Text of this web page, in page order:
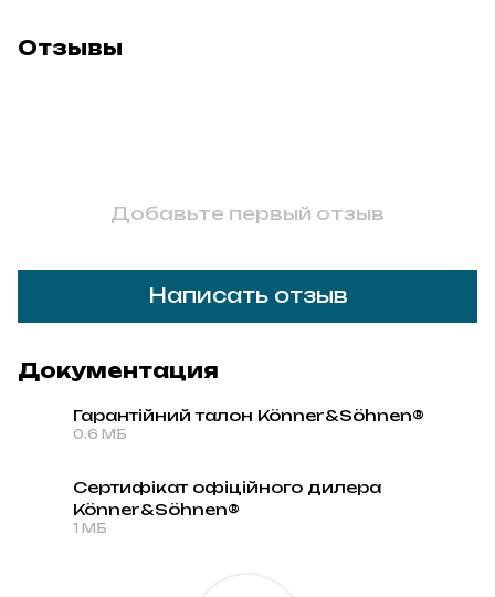
Отзывы
Добавьте первый отзыв
Написать отзыв
Документация
Гарантійний талон Könner&Söhnen®
0.6 МБ
Сертифікат офіційного дилера
Könner&Söhnen®
1 МБ